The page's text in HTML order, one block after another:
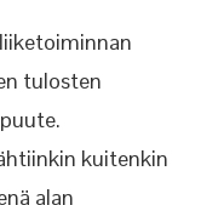
tulosten
kuitenkin
alan